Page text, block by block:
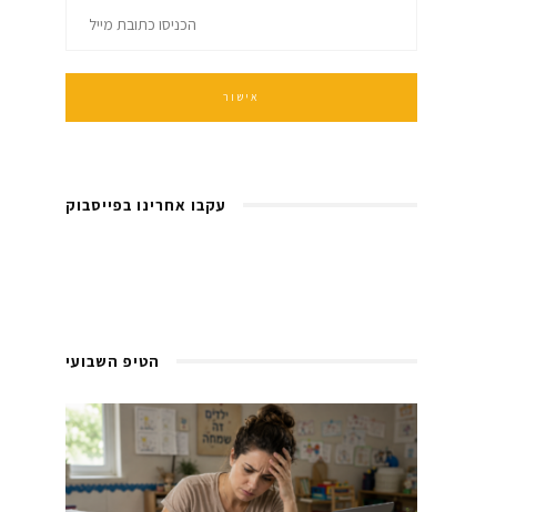
עקבו אחרינו בפייסבוק
הטיפ השבועי